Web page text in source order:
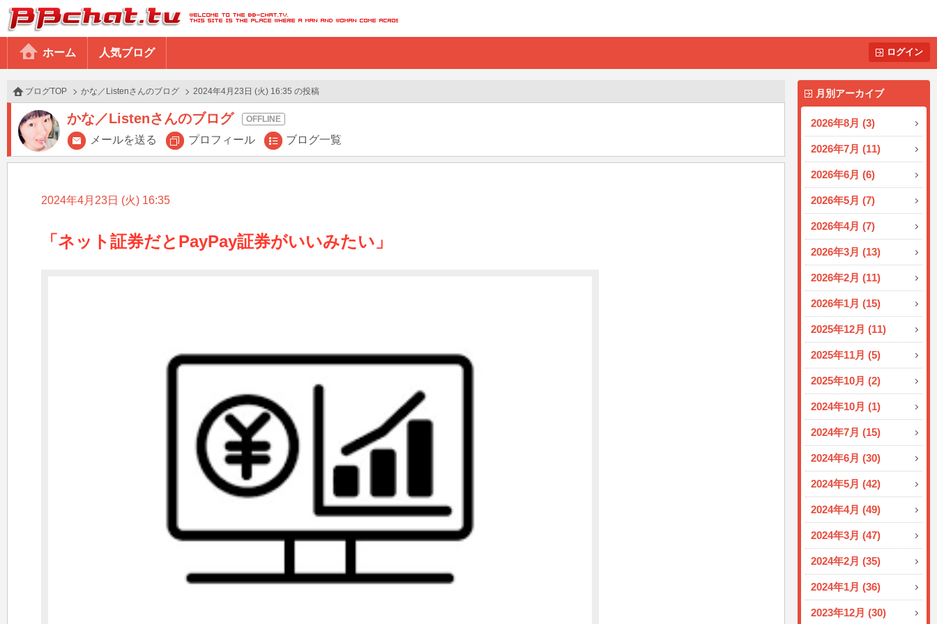
BBchatTV
ホーム 人気ブログ ログイン
月別アーカイブ
2026年8月 (3)
2026年7月 (11)
2026年6月 (6)
2026年5月 (7)
2026年4月 (7)
2026年3月 (13)
2026年2月 (11)
2026年1月 (15)
2025年12月 (11)
2025年11月 (5)
2025年10月 (2)
2024年10月 (1)
2024年7月 (15)
2024年6月 (30)
2024年5月 (42)
2024年4月 (49)
2024年3月 (47)
2024年2月 (35)
2024年1月 (36)
2023年12月 (30)
ブログTOP かな／Listenさんのブログ 2024年4月23日 (火) 16:35 の投稿
かな／Listenさんのブログ
メールを送る プロフィール ブログ一覧
2024年4月23日 (火) 16:35
「ネット証券だとPayPay証券がいいみたい」